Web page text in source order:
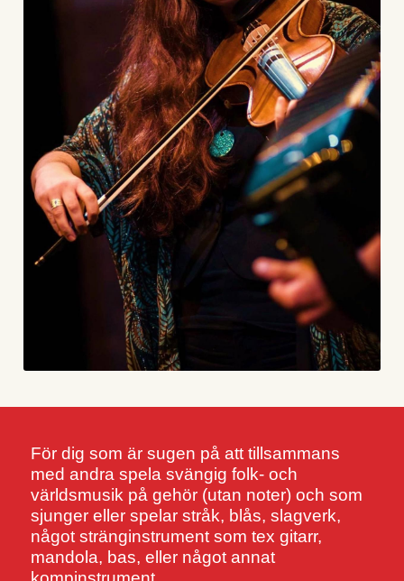
För dig som är sugen på att tillsammans
med andra spela svängig folk- och
världsmusik på gehör (utan noter) och som
sjunger eller spelar stråk, blås, slagverk,
något stränginstrument som tex gitarr,
mandola, bas, eller något annat